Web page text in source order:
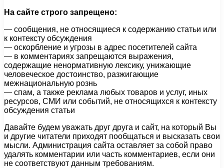
На сайте строго запрещено:
— сообщения, не относящиеся к содержанию статьи или
к контексту обсуждения
— оскорбление и угрозы в адрес посетителей сайта
— в комментариях запрещаются выражения,
содержащие ненормативную лексику, унижающие
человеческое достоинство, разжигающие
межнациональную рознь
— спам, а также реклама любых товаров и услуг, иных
ресурсов, СМИ или событий, не относящихся к контексту
обсуждения статьи
Давайте будем уважать друг друга и сайт, на который Вы
и другие читатели приходят пообщаться и высказать свои
мысли. Администрация сайта оставляет за собой право
удалять комментарии или часть комментариев, если они
не соответствуют данным требованиям.